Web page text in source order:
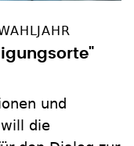
und
die